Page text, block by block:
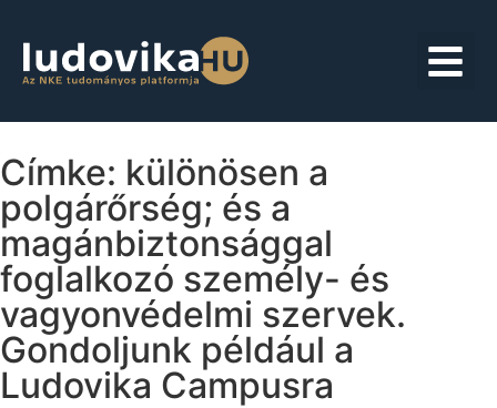
Címke: különösen a
polgárőrség; és a
magánbiztonsággal
foglalkozó személy- és
vagyonvédelmi szervek.
Gondoljunk például a
Ludovika Campusra